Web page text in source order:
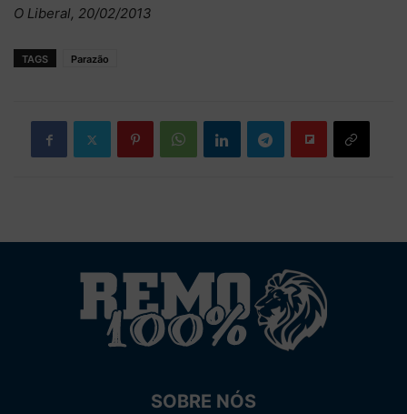
O Liberal, 20/02/2013
TAGS Parazão
SOBRE NÓS